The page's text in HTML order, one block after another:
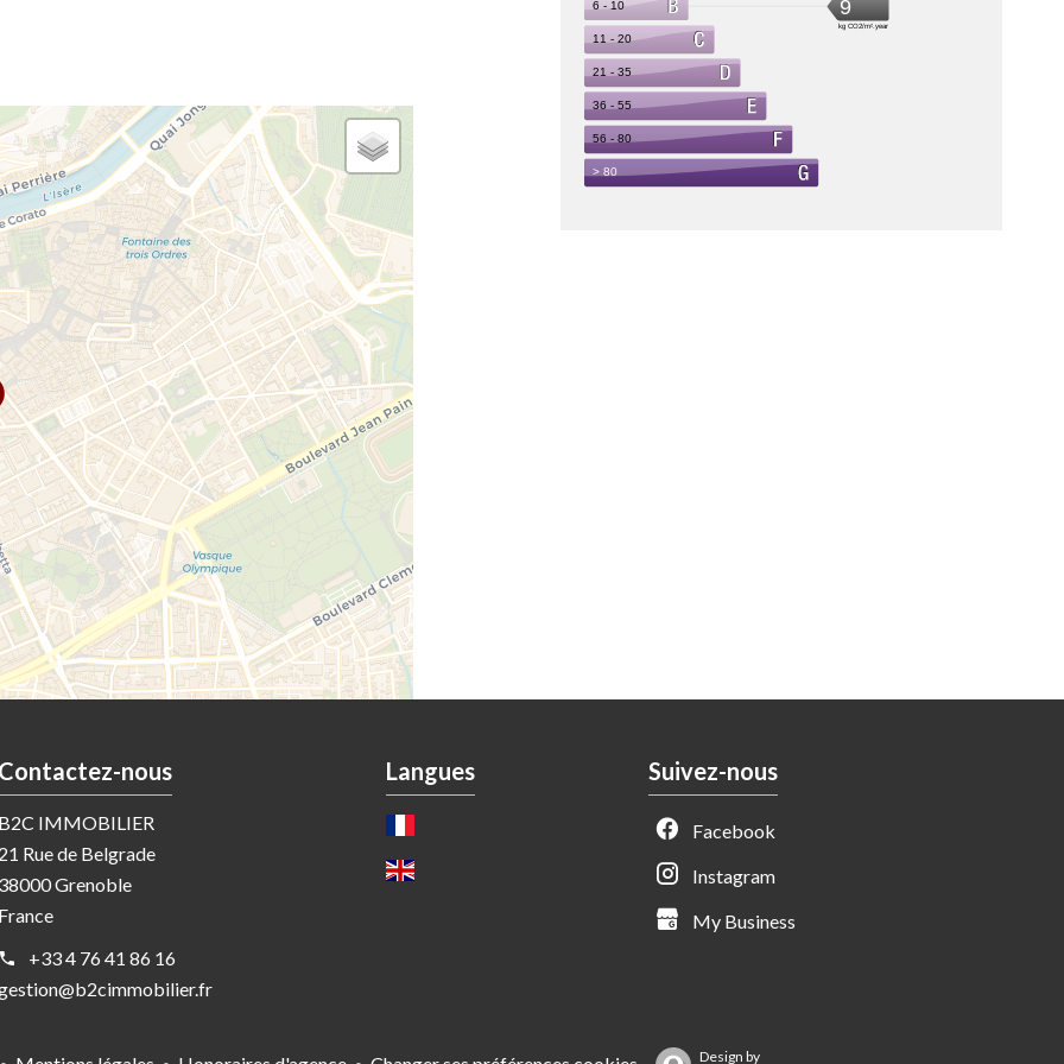
nous
IMMOBILIER
Rue de Belgrade
Grenoble
+33 4 76 41 86 16
Langues Suivez-nous
Facebook
Instagram
My Business
Design by